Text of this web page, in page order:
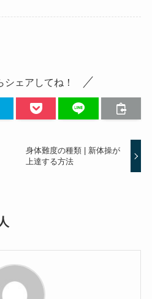
シェアしてね！
身体難度の種類 | 新体操が
上達する方法